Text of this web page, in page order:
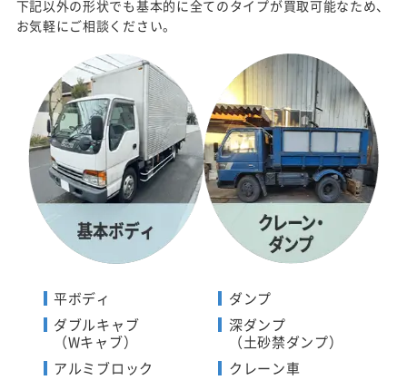
下記以外の形状でも基本的に全てのタイプが買取可能なため、
お気軽にご相談ください。
平ボディ
ダブルキャブ
（Wキャブ）
アルミブロック
ダンプ
深ダンプ
（土砂禁ダンプ）
クレーン車